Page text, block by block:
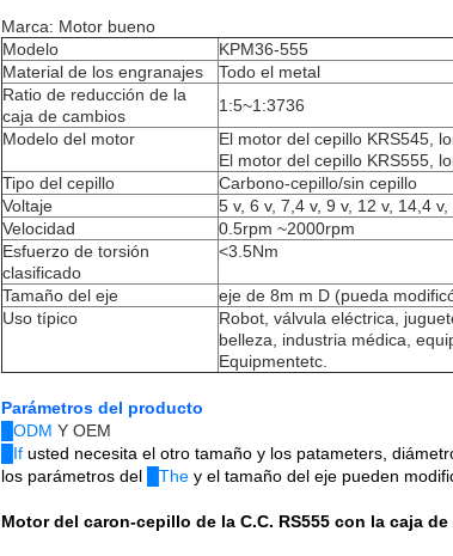
Marca: Motor bueno
Modelo
KPM36-555
Material de los engranajes
Todo el metal
Ratio de reducción de la
caja de cambios
1:5~1:3736
Modelo del motor
El motor del cepillo KRS545,
El motor del cepillo KRS555,
Tipo del cepillo
Carbono-cepillo/sin cepillo
Voltaje
5 v, 6 v, 7,4 v, 9 v, 12 v, 14,4
Velocidad
0.5rpm ~2000rpm
Esfuerzo de torsión
clasificado
<3.5Nm
Tamaño del eje
eje de 8m m D (pueda
Uso típico
Robot, válvula eléctrica,
belleza, industria médica,
Equipmentetc.
Parámetros del producto
█ODM Y OEM
█If usted necesita el otro tamaño y los patameters,
los parámetros del
█The y el tamaño del eje pueden
Motor del caron-cepillo de la C.C. RS555 con la caja